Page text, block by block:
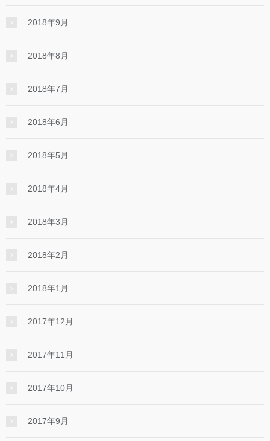
2018年9月
2018年8月
2018年7月
2018年6月
2018年5月
2018年4月
2018年3月
2018年2月
2018年1月
2017年12月
2017年11月
2017年10月
2017年9月